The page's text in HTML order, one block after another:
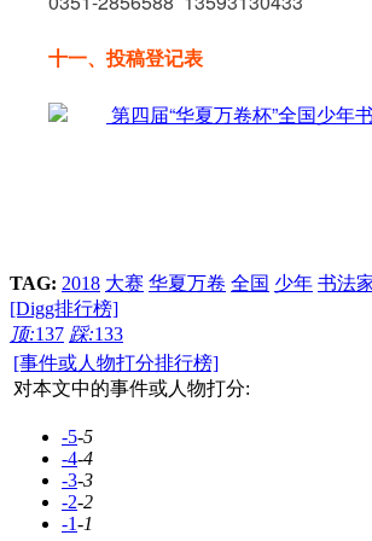
十一、投稿登记表
第四届“华夏万卷杯”全国少年
TAG: 2018 大赛 华夏万卷 全国 少年 书法
[Digg排行榜]
顶:137 踩:133
[事件或人物打分排行榜]
对本文中的事件或人物打分:
-5-5
-4-4
-3-3
-2-2
-1-1